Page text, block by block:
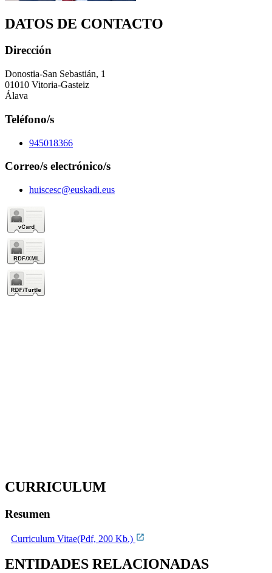
DATOS DE CONTACTO
Dirección
Donostia-San Sebastián, 1
01010 Vitoria-Gasteiz
Álava
Teléfono/s
945018366
Correo/s electrónico/s
huiscesc@euskadi.eus
CURRICULUM
Resumen
Curriculum Vitae(Pdf, 200 Kb.)
ENTIDADES RELACIONADAS